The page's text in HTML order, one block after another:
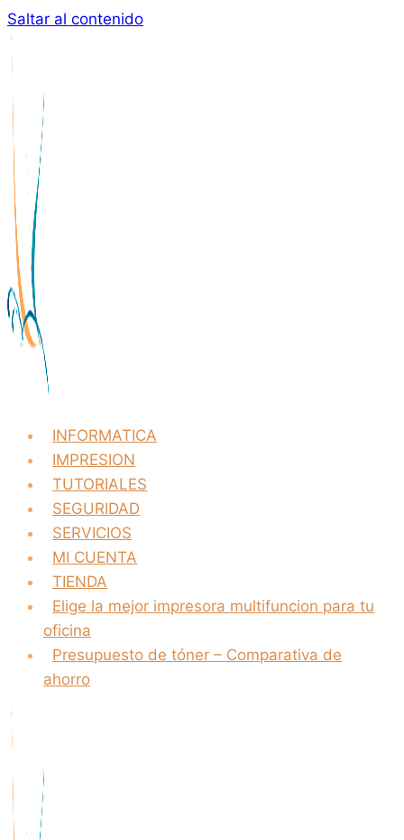
Saltar al contenido
INFORMATICA
IMPRESION
TUTORIALES
SEGURIDAD
SERVICIOS
MI CUENTA
TIENDA
Elige la mejor impresora multifuncion para tu
oficina
Presupuesto de tóner – Comparativa de
ahorro